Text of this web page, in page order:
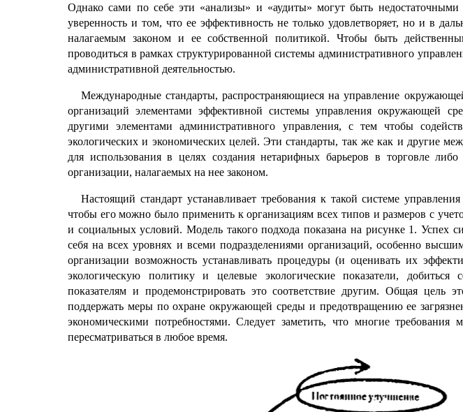
Однако сами по себе эти «анализы» и «аудиты» могут быть недостаточными
уверенность и том, что ее эффективность не только удовлетворяет, но и в
налагаемым законом и ее собственной политикой. Чтобы быть
проводиться в рамках структурированной системы административного
административной деятельностью.
Международные стандарты, распространяющиеся на управление
организаций элементами эффективной системы управления окружающей
другими элементами административного управления, с тем чтобы
экологических и экономических целей. Эти стандарты, так же как и другие
для использования в целях создания нетарифных барьеров в торговле либо
организации, налагаемых на нее законом.
Настоящий стандарт устанавливает требования к такой системе
чтобы его можно было применить к организациям всех типов и размеров с
и социальных условий. Модель такого подхода показана на рисунке 1. Успех
себя на всех уровнях и всеми подразделениями организаций, особенно
организации возможность устанавливать процедуры (и оценивать их
экологическую политику и целевые экологические показатели,
показателям и продемонстрировать это соответствие другим. Общая цель
поддержать меры по охране окружающей среды и предотвращению ее
экономическими потребностями. Следует заметить, что многие требования
пересматриваться в любое время.